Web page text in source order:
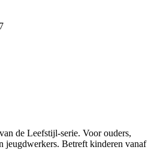
de Leefstijl-serie. Voor ouders,
jeugdwerkers. Betreft kinderen vanaf